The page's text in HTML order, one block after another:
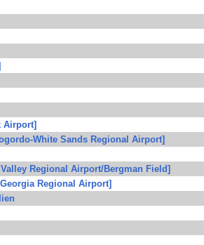
Airport]
White Sands Regional Airport]
Regional Airport/Bergman Field]
Regional Airport]